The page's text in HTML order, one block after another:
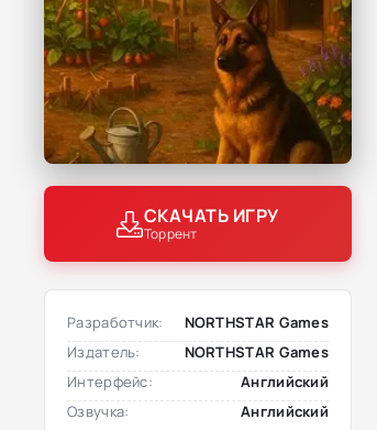
СКАЧАТЬ ИГРУ
Торрент
Разработчик:
NORTHSTAR Games
Издатель:
NORTHSTAR Games
Интерфейс:
Английский
Озвучка:
Английский